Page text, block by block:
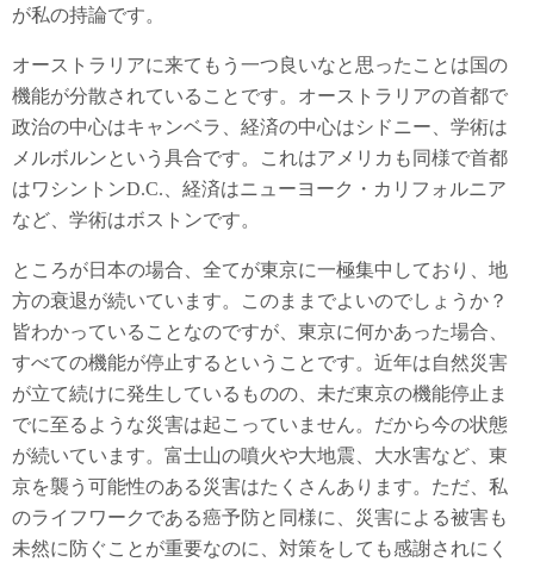
が私の持論です。
オーストラリアに来てもう一つ良いなと思ったことは国の
機能が分散されていることです。オーストラリアの首都で
政治の中心はキャンベラ、経済の中心はシドニー、学術は
メルボルンという具合です。これはアメリカも同様で首都
はワシントンD.C.、経済はニューヨーク・カリフォルニア
など、学術はボストンです。
ところが日本の場合、全てが東京に一極集中しており、地
方の衰退が続いています。このままでよいのでしょうか？
皆わかっていることなのですが、東京に何かあった場合、
すべての機能が停止するということです。近年は自然災害
が立て続けに発生しているものの、未だ東京の機能停止ま
でに至るような災害は起こっていません。だから今の状態
が続いています。富士山の噴火や大地震、大水害など、東
京を襲う可能性のある災害はたくさんあります。ただ、私
のライフワークである癌予防と同様に、災害による被害も
未然に防ぐことが重要なのに、対策をしても感謝されにく